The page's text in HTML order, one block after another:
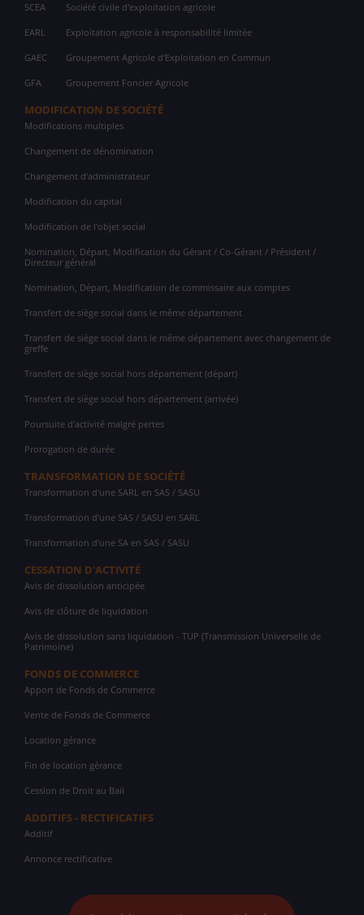
SCEA Société civile d'exploitation agricole
EARL Exploitation agricole à responsabilité limitée
GAEC Groupement Agricole d'Exploitation en Commun
GFA Groupement Foncier Agricole
MODIFICATION DE SOCIÉTÉ
Modifications multiples
Changement de dénomination
Changement d'administrateur
Modification du capital
Modification de l'objet social
Nomination, Départ, Modification du Gérant / Co-Gérant / Président /
Directeur général
Nomination, Départ, Modification de commissaire aux comptes
Transfert de siège social dans le même département
Transfert de siège social dans le même département avec changement de
greffe
Transfert de siège social hors département (départ)
Transfert de siège social hors département (arrivée)
Poursuite d'activité malgré pertes
Prorogation de durée
TRANSFORMATION DE SOCIÉTÉ
Transformation d'une SARL en SAS / SASU
Transformation d'une SAS / SASU en SARL
Transformation d'une SA en SAS / SASU
CESSATION D'ACTIVITÉ
Avis de dissolution anticipée
Avis de clôture de liquidation
Avis de dissolution sans liquidation - TUP (Transmission Universelle de
Patrimoine)
FONDS DE COMMERCE
Apport de Fonds de Commerce
Vente de Fonds de Commerce
Location gérance
Fin de location gérance
Cession de Droit au Bail
ADDITIFS - RECTIFICATIFS
Additif
Annonce rectificative